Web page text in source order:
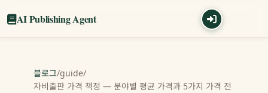
AI Publishing Agent
블로그/guide/
자비출판 가격 책정 — 분야별 평균 가격과 5가지 가격 전